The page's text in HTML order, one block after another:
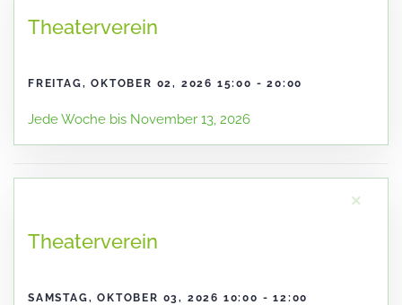
Theaterverein
FREITAG, OKTOBER 02, 2026 15:00 - 20:00
Jede Woche bis November 13, 2026
×
Theaterverein
SAMSTAG, OKTOBER 03, 2026 10:00 - 12:00